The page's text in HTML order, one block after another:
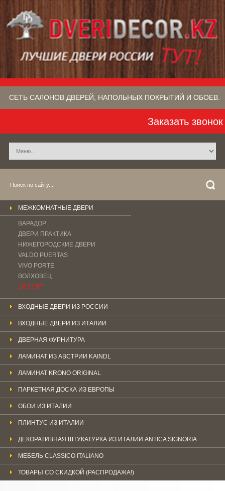
СЕТЬ САЛОНОВ ДВЕРЕЙ, НАПОЛЬНЫХ ПОКРЫТИЙ​ И ОБОЕВ.
Заказать звонок
МЕЖКОМНАТНЫЕ ДВЕРИ
ВАРАДОР
ДВЕРИ ПРАКТИКА
НИЖЕГОРОДСКИЕ ДВЕРИ
VALDO PUERTAS
VIVO PORTE
ВОЛХОВЕЦ
1Й СОРТ
ВХОДНЫЕ ДВЕРИ ИЗ РОССИИ
ВХОДНЫЕ ДВЕРИ ИЗ ИТАЛИИ
ДВЕРНАЯ ФУРНИТУРА
ЛАМИНАТ ИЗ АВСТРИИ KAINDL
ЛАМИНАТ KRONO ORIGINAL
ПАРКЕТНАЯ ДОСКА ИЗ ЕВРОПЫ
ОБОИ ИЗ ИТАЛИИ
ПЛИНТУС ИЗ ИТАЛИИ
ДЕКОРАТИВНАЯ ШТУКАТУРКА ИЗ ИТАЛИИ ANTICA SIGNORIA
МЕБЕЛЬ CLASSICO ITALIANO
ТОВАРЫ СО СКИДКОЙ (РАСПРОДАЖА!)